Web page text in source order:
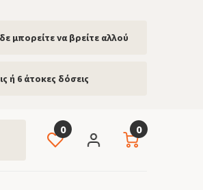
μπορείτε να βρείτε αλλού
ή 6 άτοκες δόσεις
0
0